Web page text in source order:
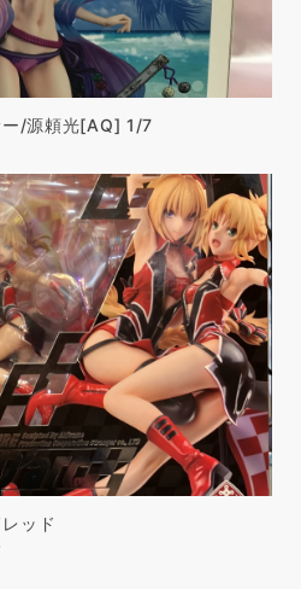
/源頼光[AQ] 1/7
ッド